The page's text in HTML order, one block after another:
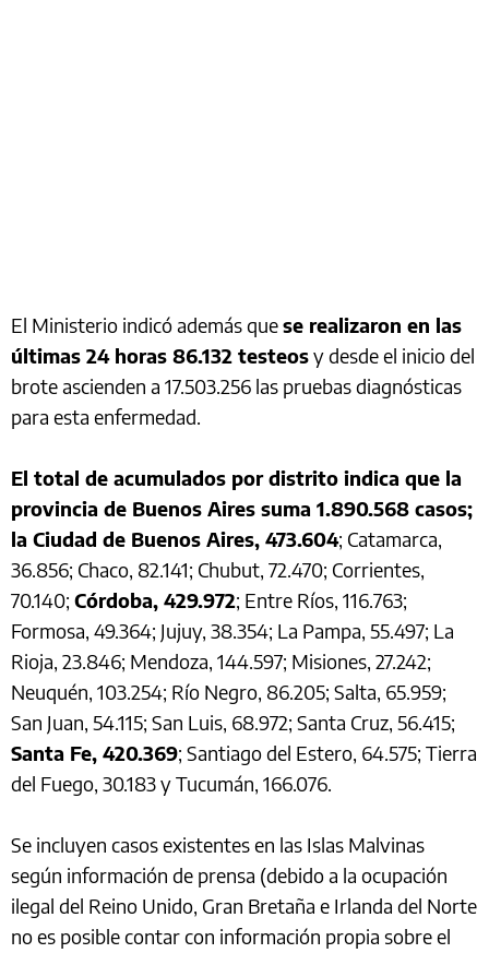
El Ministerio indicó además quese realizaron en las
últimas 24 horas 86.132 testeosy desde el inicio del
brote ascienden a 17.503.256 las pruebas diagnósticas
para esta enfermedad.
El total de acumulados por distrito indica que la
provincia de Buenos Aires suma 1.890.568 casos;
la Ciudad de Buenos Aires, 473.604; Catamarca,
36.856; Chaco, 82.141; Chubut, 72.470; Corrientes,
70.140; Córdoba, 429.972; Entre Ríos, 116.763;
Formosa, 49.364; Jujuy, 38.354; La Pampa, 55.497; La
Rioja, 23.846; Mendoza, 144.597; Misiones, 27.242;
Neuquén, 103.254; Río Negro, 86.205; Salta, 65.959;
San Juan, 54.115; San Luis, 68.972; Santa Cruz, 56.415;
Santa Fe, 420.369; Santiago del Estero, 64.575; Tierra
del Fuego, 30.183 y Tucumán, 166.076.
Se incluyen casos existentes en las Islas Malvinas
según información de prensa (debido a la ocupación
ilegal del Reino Unido, Gran Bretaña e Irlanda del Norte
no es posible contar con información propia sobre el